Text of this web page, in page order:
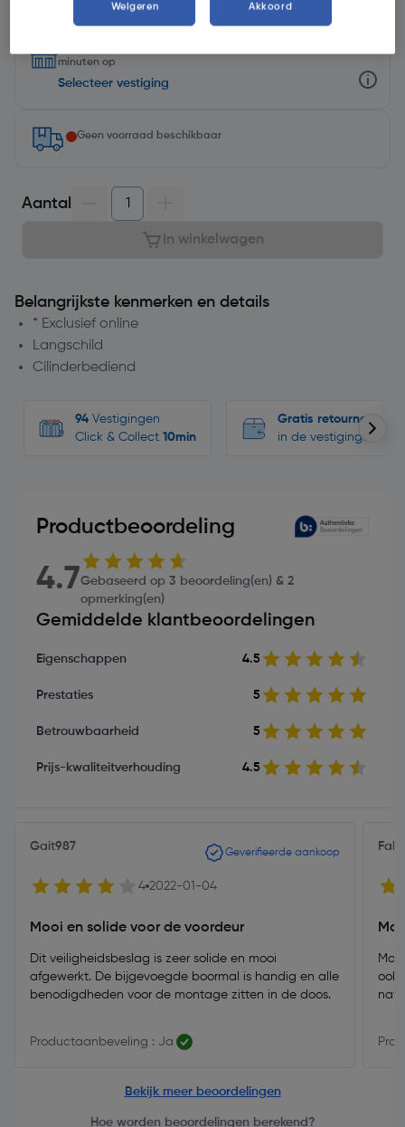
minuten op
Selecteer vestiging
Geen voorraad beschikbaar
Aantal
In winkelwagen
Belangrijkste kenmerken en details
* Exclusief online
Langschild
Cilinderbediend
94 Vestigingen
Click & Collect 10min
Gratis retourneren
in de vestigingen
Productbeoordeling
4.7Gebaseerd op 3 beoordeling(en) & 2
opmerking(en)
Gemiddelde klantbeoordelingen
Eigenschappen 4.5
Prestaties 5
Betrouwbaarheid 5
Prijs-kwaliteitverhouding 4.5
Gait987 Geverifieerde aankoop
4 2022-01-04
Mooi en solide voor de voordeur
Dit veiligheidsbeslag is zeer solide en mooi
afgewerkt. De bijgevoegde boormal is handig en alle
benodigdheden voor de montage zitten in de doos.
Productaanbeveling : Ja
ook
Bekijk meer beoordelingen
Hoe worden beoordelingen berekend?
Weigeren Akkoord